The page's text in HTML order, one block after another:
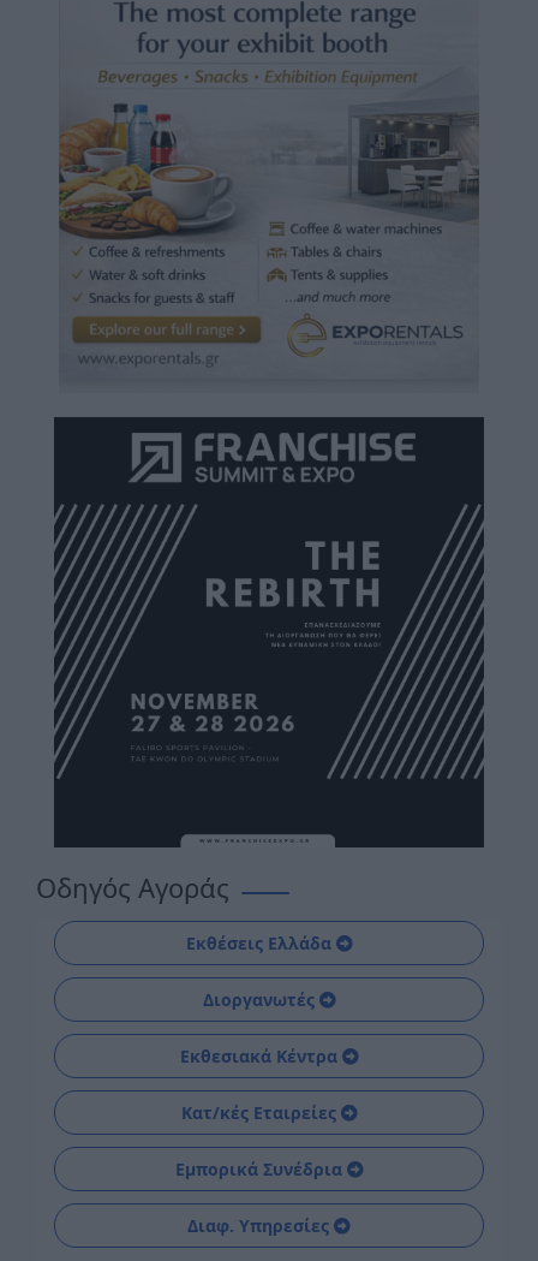
Οδηγός Αγοράς
Εκθέσεις Ελλάδα
Διοργανωτές
Εκθεσιακά Κέντρα
Κατ/κές Εταιρείες
Εμπορικά Συνέδρια
Διαφ. Υπηρεσίες